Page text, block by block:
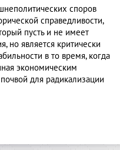
споров
справедливости,
пусть и не имеет
но является критически
в то время, когда
экономическим
для радикализации